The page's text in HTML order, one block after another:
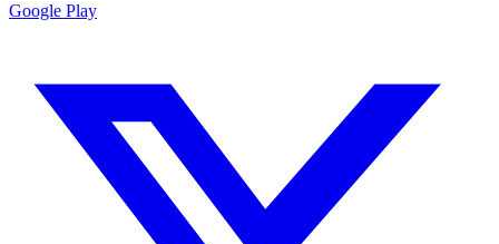
Google Play